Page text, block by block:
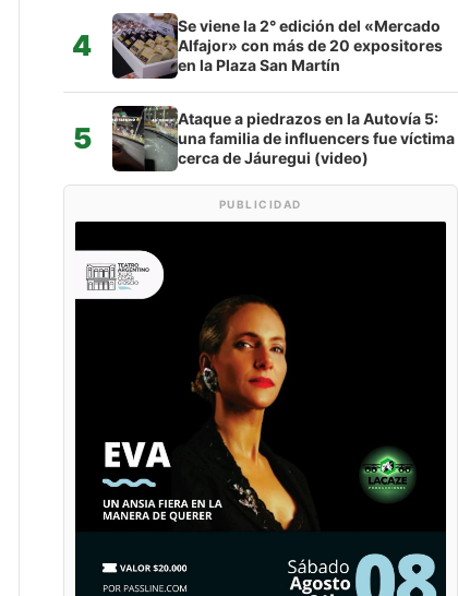
4
Se viene la 2° edición del «Mercado
Alfajor» con más de 20 expositores
en la Plaza San Martín
5
Ataque a piedrazos en la Autovía 5:
una familia de influencers fue víctima
cerca de Jáuregui (video)
PUBLICIDAD